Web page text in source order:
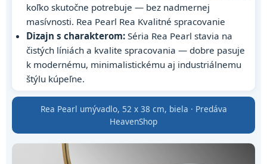
koľko skutočne potrebuje — bez nadmernej
masívnosti. Rea Pearl Rea Kvalitné spracovanie
Dizajn s charakterom: Séria Rea Pearl stavia na
čistých líniách a kvalite spracovania — dobre pasuje
k modernému, minimalistickému aj industriálnemu
štýlu kúpeľne.
Rea Pearl umývadlo, 52 x 38 cm, biela · Predáva
HeavenShop